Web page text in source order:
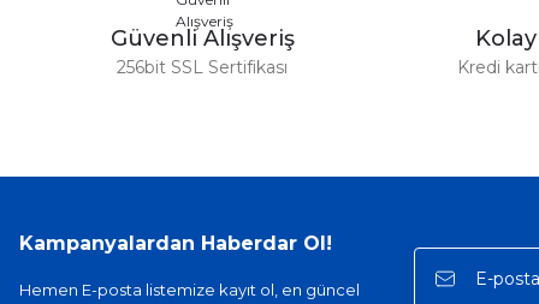
Bu ürüne benzer farklı alternatifler olmalı.
Güvenli Alışveriş
256bit SSL Sertifikası Kredi
Kampanyalardan Haberdar Ol!
Hemen E-posta listemize kayıt ol, en güncel